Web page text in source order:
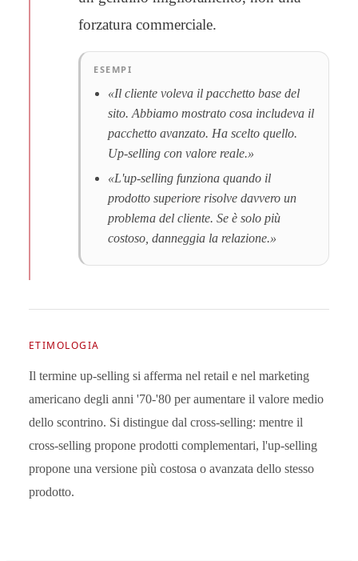
forzatura commerciale.
ESEMPI
«Il cliente voleva il pacchetto base del
sito. Abbiamo mostrato cosa includeva il
pacchetto avanzato. Ha scelto quello.
Up-selling con valore reale.»
«L'up-selling funziona quando il
prodotto superiore risolve davvero un
problema del cliente. Se è solo più
costoso, danneggia la relazione.»
ETIMOLOGIA
Il termine up-selling si afferma nel retail e nel marketing
americano degli anni '70-'80 per aumentare il valore medio
dello scontrino. Si distingue dal cross-selling: mentre il
cross-selling propone prodotti complementari, l'up-selling
propone una versione più costosa o avanzata dello stesso
prodotto.